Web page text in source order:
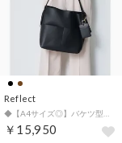
Reflect
￥15,950